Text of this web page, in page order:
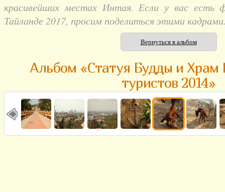
красивейших местах Интая. Если у вас есть
Тайланде 2017, просим поделиться этими
Вернуться в альбом
Альбом «Статуя Будды и
туристов 2014»